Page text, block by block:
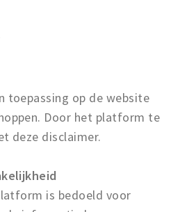
toepassing op de website
Door het platform te
deze disclaimer.
is bedoeld voor